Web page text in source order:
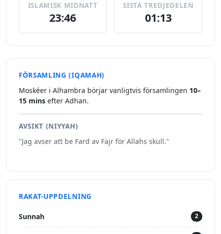
ISLAMISK MIDNATT
23:46
SISTA TREDJEDELEN
01:13
FÖRSAMLING (IQAMAH)
Moskéer i Alhambra börjar vanligtvis församlingen 10–
15 mins efter Adhan.
AVSIKT (NIYYAH)
"Jag avser att be Fard av Fajr för Allahs skull."
RAKAT-UPPDELNING
Sunnah 2